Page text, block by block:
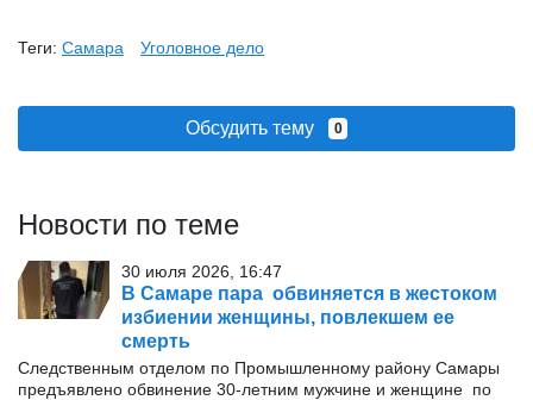
Теги: Самара Уголовное дело
Обсудить тему 0
Новости по теме
30 июля 2026, 16:47
В Самаре пара обвиняется в жестоком
избиении женщины, повлекшем ее
смерть
Следственным отделом по Промышленному району Самары
предъявлено обвинение 30-летним мужчине и женщине по